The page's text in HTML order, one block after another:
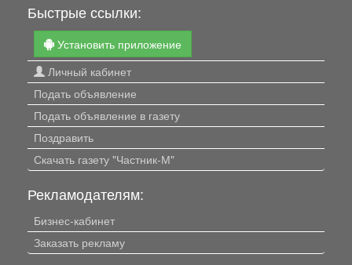
Быстрые ссылки:
Установить приложение
Личный кабинет
Подать объявление
Подать объявление в газету
Поздравить
Скачать газету "Частник-М"
Рекламодателям:
Бизнес-кабинет
Заказать рекламу